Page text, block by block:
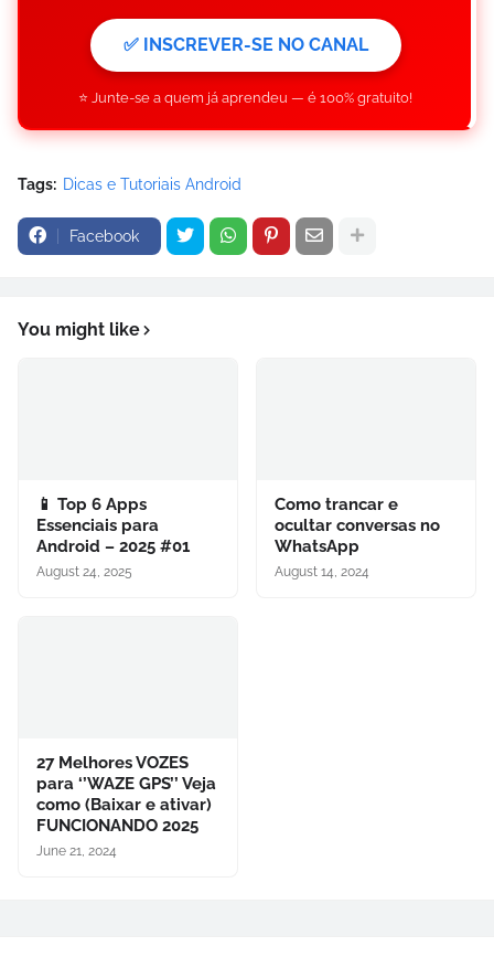
✅ INSCREVER-SE NO CANAL
⭐ Junte-se a quem já aprendeu — é 100% gratuito!
Tags: Dicas e Tutoriais Android
Facebook
You might like
📱 Top 6 Apps
Essenciais para
Android – 2025 #01
August 24, 2025
Como trancar e
ocultar conversas no
WhatsApp
August 14, 2024
27 Melhores VOZES
para ‘’WAZE GPS’’ Veja
como (Baixar e ativar)
FUNCIONANDO 2025
June 21, 2024